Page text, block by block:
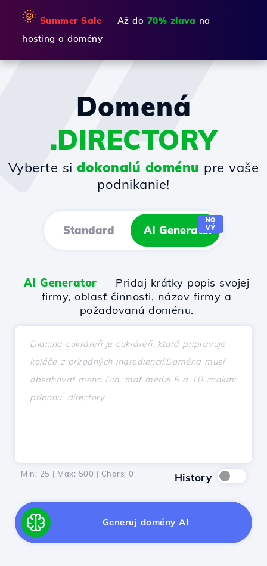
🌞 Summer Sale — Až do 70% zľava na
hosting a domény
Domená
.DIRECTORY
Vyberte sidokonalú doménu pre vaše
podnikanie!
Standard AI Generator
NO
VÝ
AI Generator — Pridaj krátky popis svojej
firmy, oblasť činnosti, názov firmy a
požadovanú doménu.
Min: 25 | Max: 500 | Chars: 0 History
Generuj domény AI